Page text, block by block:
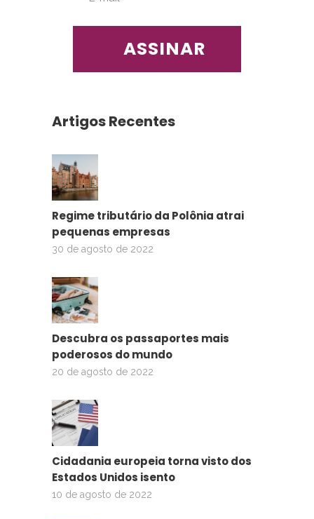
Artigos Recentes
Regime tributário da Polônia atrai
pequenas empresas
30 de agosto de 2022
Descubra os passaportes mais
poderosos do mundo
20 de agosto de 2022
Cidadania europeia torna visto dos
Estados Unidos isento
10 de agosto de 2022